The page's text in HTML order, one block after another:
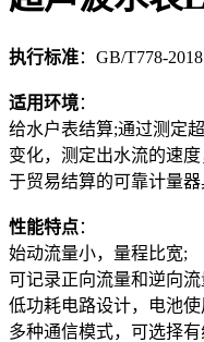
执行标准：GB/T778-
适用环境：
给水户表结算;通过测定
变化，测定出水流的速
于贸易结算的可靠计量器
性能特点：
始动流量小，量程比宽;
可记录正向流量和逆向
低功耗电路设计，电池
多种通信模式，可选择